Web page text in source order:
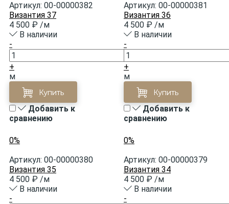
Артикул: 00-00000382
Византия 37
4 500 ₽ /м
В наличии
-
+
м
Купить
Добавить к
сравнению
Артикул: 00-00000381
Византия 36
4 500 ₽ /м
В наличии
-
+
м
Купить
Добавить к
сравнению
0%
Артикул: 00-00000380
Византия 35
4 500 ₽ /м
В наличии
-
0%
Артикул: 00-00000379
Византия 34
4 500 ₽ /м
В наличии
-